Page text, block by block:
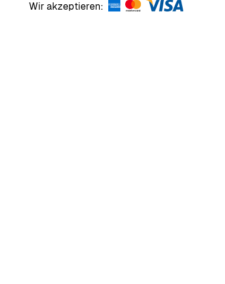
Wir akzeptieren: